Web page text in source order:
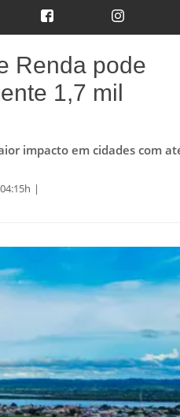
Renda pode
1,7 mil
impacto em cidades com